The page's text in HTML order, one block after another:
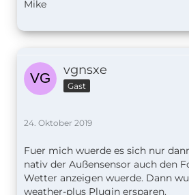
Mike
vgnsxe
Gast
24. Oktober 2019
Fuer mich wuerde es sich nur
nativ der Außensensor auch den
Wetter anzeigen wuerde. Dann
weather-plus Plugin ersparen.